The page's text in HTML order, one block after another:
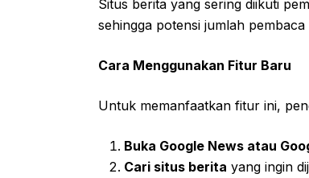
Situs berita yang sering diikuti
sehingga potensi jumlah
Cara Menggunakan Fitur Baru
Untuk memanfaatkan fitur ini,
Buka Google News atau
Cari situs berita yang ingin